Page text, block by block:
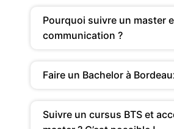
Pourquoi suivre un master
communication ?
Faire un Bachelor à
Suivre un cursus BTS et